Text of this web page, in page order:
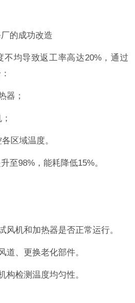
的成功改造
不均导致返工率高达20%，通过
器；
区域温度。
至98%，能耗降低15%。
风机和加热器是否正常运行。
道、更换老化部件。
构检测温度均匀性。